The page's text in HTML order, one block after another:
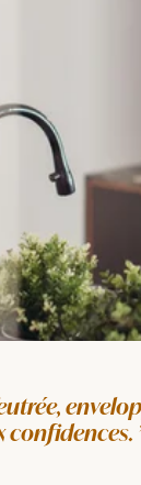
confidences.